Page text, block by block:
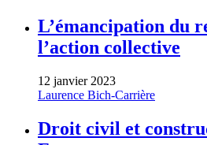
L’émancipation du
l’action collective
12 janvier 2023
Laurence Bich-Carrière
Droit civil et